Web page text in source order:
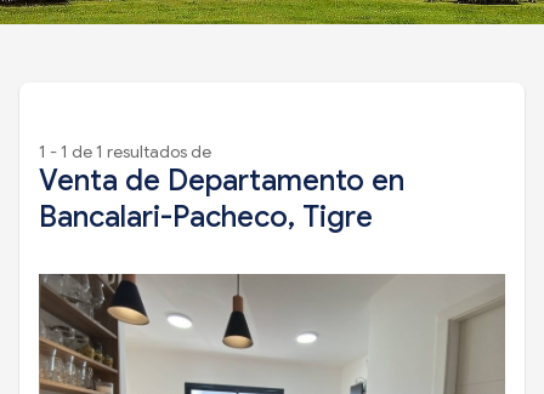
1 - 1 de 1 resultados de
Venta de Departamento en
Bancalari-Pacheco, Tigre